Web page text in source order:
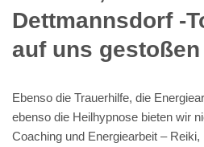
Dettmannsdorf -
auf uns
Ebenso die Trauerhilfe, die
ebenso die Heilhypnose bieten wir
Coaching und Energiearbeit –